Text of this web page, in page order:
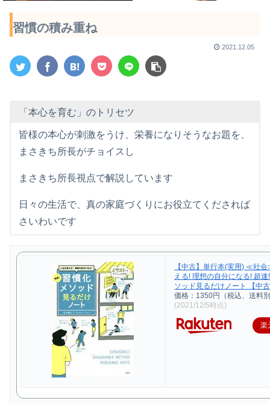
習慣の積み重ね
2021.12.05
「本心を育む」のトリセツ
皆様の本心が刺激をうけ、栄養になりそうなお題を、
まさきち所長がチョイスし
まさきち所長視点で解説しています
日々の生活で、真の家庭づくりにお役立てくだされば
さいわいです
【中古】単行本(実用) ≪社
える! 理想の自分になる! 超
ソッド見るだけノート 【中
価格：1350円（税込、送料
(2021/12/5時点)
楽